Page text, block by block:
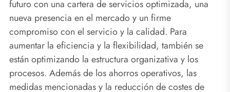
futuro con una cartera de servicios optimizada, una
nueva presencia en el mercado y un firme
compromiso con el servicio y la calidad. Para
aumentar la eficiencia y la flexibilidad, también se
están optimizando la estructura organizativa y los
procesos. Además de los ahorros operativos, las
medidas mencionadas y la reducción de costes de